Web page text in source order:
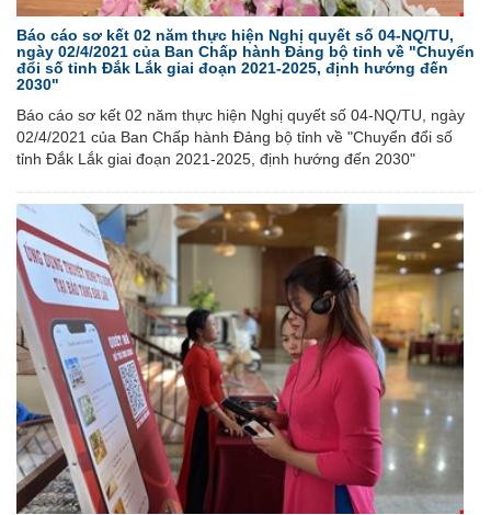
Báo cáo sơ kết 02 năm thực hiện Nghị quyết số 04-NQ/TU,
ngày 02/4/2021 của Ban Chấp hành Đảng bộ tỉnh về "Chuyển
đổi số tỉnh Đắk Lắk giai đoạn 2021-2025, định hướng đến
2030"
Báo cáo sơ kết 02 năm thực hiện Nghị quyết số 04-NQ/TU, ngày
02/4/2021 của Ban Chấp hành Đảng bộ tỉnh về "Chuyển đổi số
tỉnh Đắk Lắk giai đoạn 2021-2025, định hướng đến 2030"